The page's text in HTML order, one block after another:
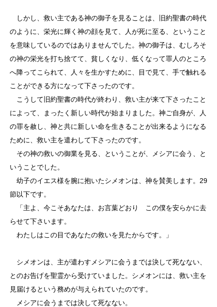
しかし、救い主である神の御子を見ることは、旧約聖書の時代
のように、栄光に輝く神の顔を見て、人が死に至る、ということ
を意味しているのではありませんでした。神の御子は、むしろそ
の神の栄光を打ち捨てて、貧しくなり、低くなって罪人のところ
へ降ってこられて、人々を生かすために、目で見て、手で触れる
ことができる方になって下さったのです。
こうして旧約聖書の時代が終わり、救い主が来て下さったこと
によって、まったく新しい時代が始まりました。神ご自身が、人
の罪を赦し、神と共に新しい命を生きることが出来るようになる
ために、救い主を遣わして下さったのです。
その神の救いの御業を見る、ということが、メシアに会う、と
いうことでした。
幼子のイエス様を腕に抱いたシメオンは、神を賛美します。29
節以下です。
「主よ、今こそあなたは、お言葉どおり この僕を安らかに去
らせて下さいます。
わたしはこの目であなたの救いを見たからです。」
シメオンは、主が遣わすメシアに会うまでは決して死なない、
とのお告げを聖霊から受けていました。シメオンには、救い主を
見届けるという務めが与えられていたのです。
メシアに会うまでは決して死なない。